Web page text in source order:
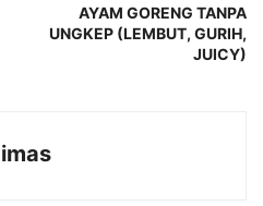
AYAM GORENG TANPA
UNGKEP (LEMBUT, GURIH,
JUICY)